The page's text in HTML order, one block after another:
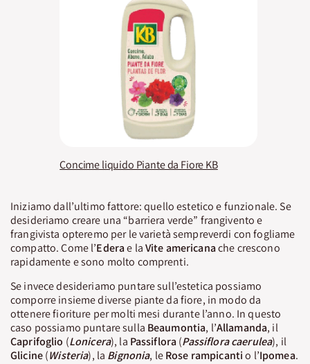
Concime liquido Piante da Fiore KB
Iniziamo dall’ultimo fattore: quello estetico e funzionale. Se
desideriamo creare una “barriera verde” frangivento e
frangivista opteremo per le varietà sempreverdi con fogliame
compatto. Come l’Ederae laVite americanache crescono
rapidamente e sono molto comprenti.
Se invece desideriamo puntare sull’estetica possiamo
comporre insieme diverse piante da fiore, in modo da
ottenere fioriture per molti mesi durante l’anno. In questo
caso possiamo puntare sulla Beaumontia, l’Allamanda, il
Caprifoglio (Lonicera), la Passiflora (Passifloracaerulea), il
Glicine(Wisteria), la Bignonia, leRose rampicantio l’Ipomea.